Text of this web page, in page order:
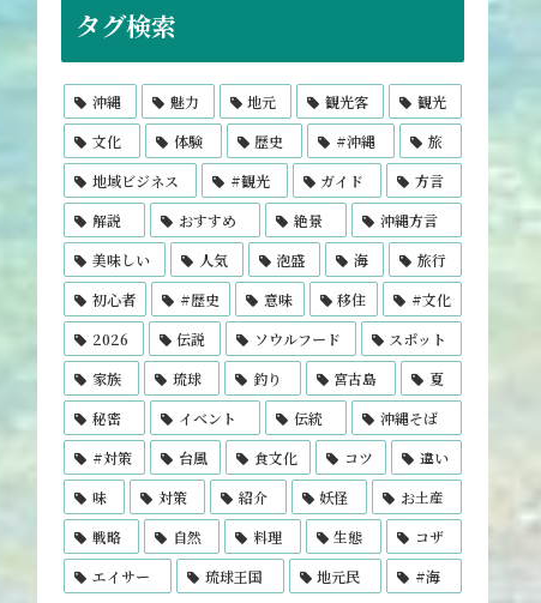
タグ検索
沖縄 魅力 地元 観光客
観光
文化
体験 歴史 #沖縄
旅
地域ビジネス
#観光 ガイド
方言
解説
おすすめ 絶景
沖縄方言
美味しい
人気 泡盛 海
旅行
初心者
#歴史 意味 移住
#文化
2026
伝説 ソウルフード
スポット
家族
琉球 釣り 宮古島
夏
秘密
イベント 伝統
沖縄そば
#対策
台風 食文化 コツ
違い
味
対策 紹介 妖怪
お土産
戦略
自然 料理 生態
コザ
エイサー
琉球王国 地元民 #海